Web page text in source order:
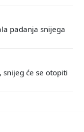
padanja snijega
snijeg će se otopiti